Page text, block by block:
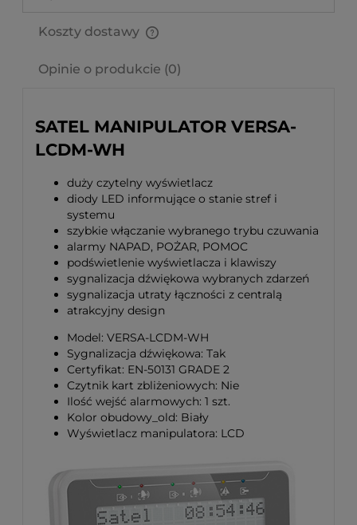
Koszty dostawy
Opinie o produkcie (0)
SATEL MANIPULATOR VERSA-
LCDM-WH
duży czytelny wyświetlacz
diody LED informujące o stanie stref i
systemu
szybkie włączanie wybranego trybu czuwania
alarmy NAPAD, POŻAR, POMOC
podświetlenie wyświetlacza i klawiszy
sygnalizacja dźwiękowa wybranych zdarzeń
sygnalizacja utraty łączności z centralą
atrakcyjny design
Model: VERSA-LCDM-WH
Sygnalizacja dźwiękowa: Tak
Certyfikat: EN-50131 GRADE 2
Czytnik kart zbliżeniowych: Nie
Ilość wejść alarmowych: 1 szt.
Kolor obudowy_old: Biały
Wyświetlacz manipulatora: LCD